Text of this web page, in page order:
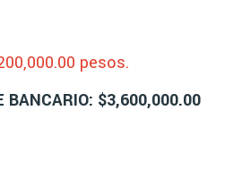
,000.00 pesos.
BANCARIO: $3,600,000.00